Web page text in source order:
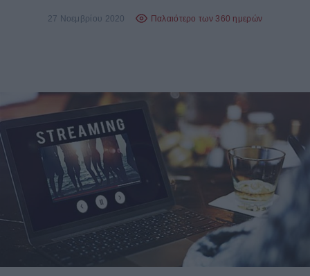
27 Νοεμβρίου 2020 Παλαιότερο των 360 ημερών